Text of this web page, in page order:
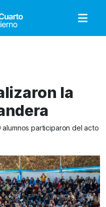
de Río
la
alumnos participaron del acto